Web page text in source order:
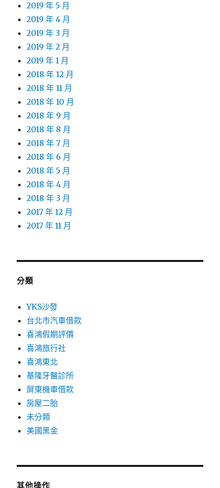
2019 年 5 月
2019 年 4 月
2019 年 3 月
2019 年 2 月
2019 年 1 月
2018 年 12 月
2018 年 11 月
2018 年 10 月
2018 年 9 月
2018 年 8 月
2018 年 7 月
2018 年 6 月
2018 年 5 月
2018 年 4 月
2018 年 3 月
2017 年 12 月
2017 年 11 月
分類
YKS沙發
台北市汽車借款
喜鴻假期評價
喜鴻旅行社
喜鴻東北
基隆牙醫診所
屏東機車借款
房屋二胎
未分類
美國黑金
其他操作